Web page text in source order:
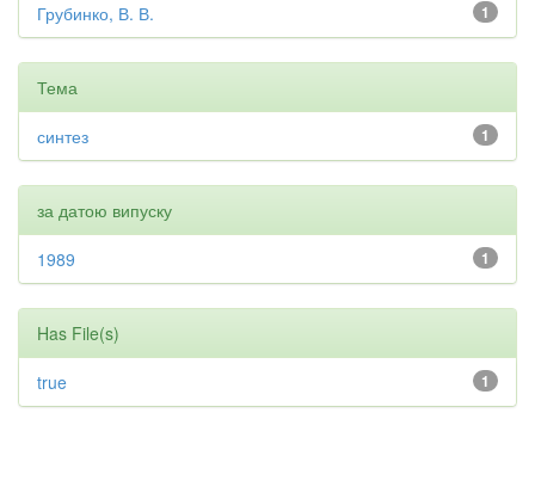
1
Грубинко, В. В.
Тема
1
синтез
за датою випуску
1
1989
Has File(s)
1
true